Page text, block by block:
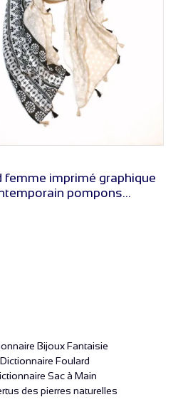
femme imprimé graphique
pompons...
Bijoux Fantaisie
Dictionnaire Foulard
Sac à Main
des pierres naturelles